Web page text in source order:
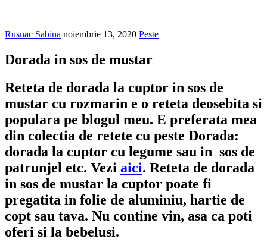
Rusnac Sabina noiembrie 13, 2020 Peste
Dorada in sos de mustar
Reteta de dorada la cuptor in sos de
mustar cu rozmarin e o reteta deosebita si
populara pe blogul meu. E preferata mea
din colectia de retete cu peste Dorada:
dorada la cuptor cu legume sau in sos de
patrunjel etc. Vezi aici. Reteta de dorada
in sos de mustar la cuptor poate fi
pregatita in folie de aluminiu, hartie de
copt sau tava. Nu contine vin, asa ca poti
oferi si la bebelusi.